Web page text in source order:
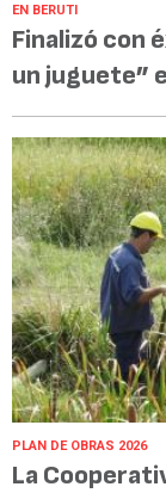
EN BERUTI
Finalizó con
un juguete”
PLAN DE OBRAS 2026
La